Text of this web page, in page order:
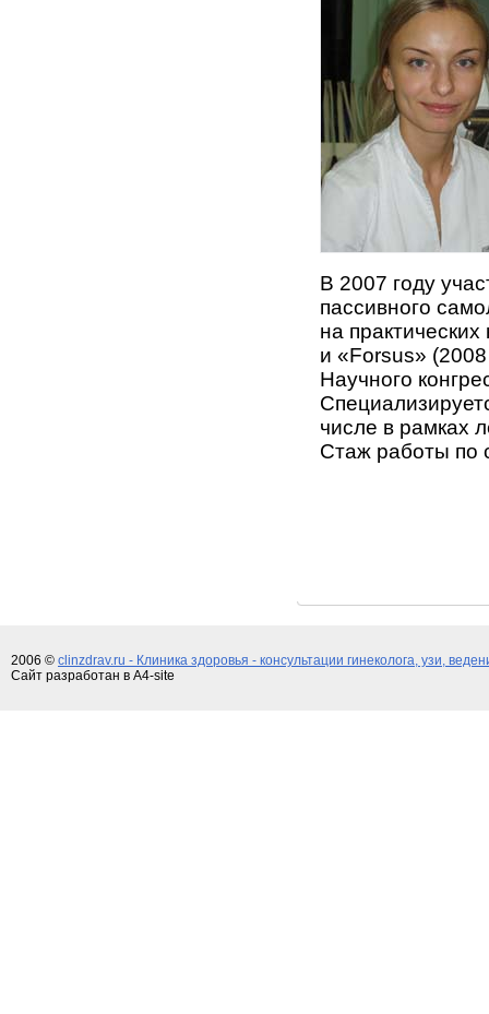
В 2007 году
пассивного
на
и «Forsus» (2008
Научного
числе в рамках
Стаж работы по
2006 © clinzdrav.ru - Клиника здоровья - консультации гинеколога, узи,
Сайт разработан в A4-site